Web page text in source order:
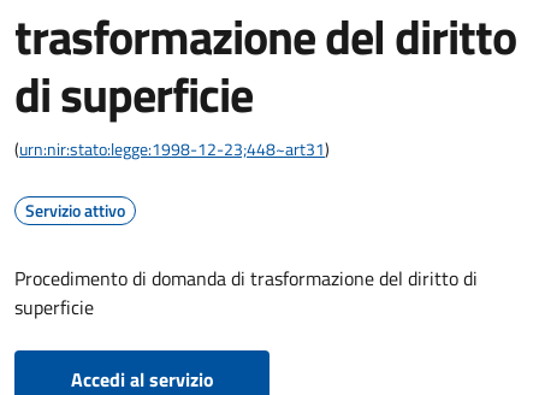
trasformazione del diritto
di superficie
(urn:nir:stato:legge:1998-12-23;448~art31)
Servizio attivo
Procedimento di domanda di trasformazione del diritto di
superficie
Accedi al servizio